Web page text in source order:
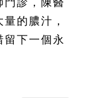
的膿汁，
下一個永